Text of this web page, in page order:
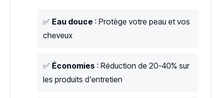
✅ Eau douce : Protège votre peau et vos
cheveux
✅ Économies : Réduction de 20-40% sur
les produits d'entretien